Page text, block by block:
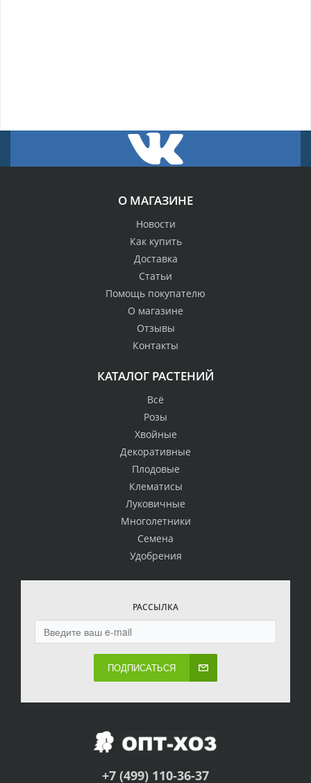
О МАГАЗИНЕ
Новости
Как купить
Доставка
Статьи
Помощь покупателю
О магазине
Отзывы
Контакты
КАТАЛОГ РАСТЕНИЙ
Всё
Розы
Хвойные
Декоративные
Плодовые
Клематисы
Луковичные
Многолетники
Семена
Удобрения
РАССЫЛКА
ПОДПИСАТЬСЯ
+7 (499) 110-36-37